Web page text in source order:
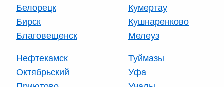
Белорецк
Бирск
Благовещенск
Кумертау
Кушнаренково
Мелеуз
Нефтекамск
Октябрьский
Туймазы
Уфа